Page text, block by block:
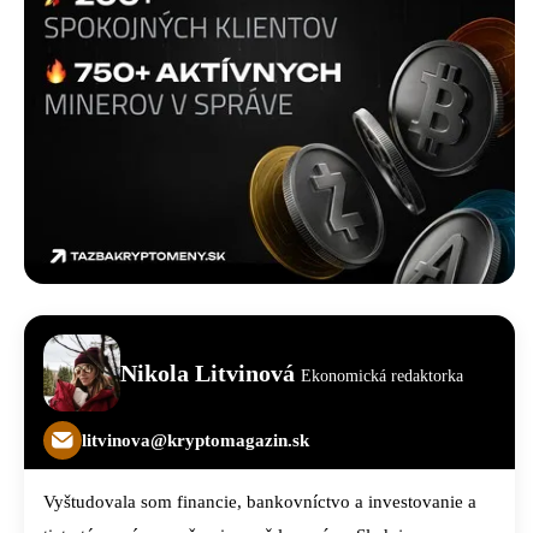
Nikola Litvinová Ekonomická redaktorka
litvinova@kryptomagazin.sk
Vyštudovala som financie, bankovníctvo a investovanie a